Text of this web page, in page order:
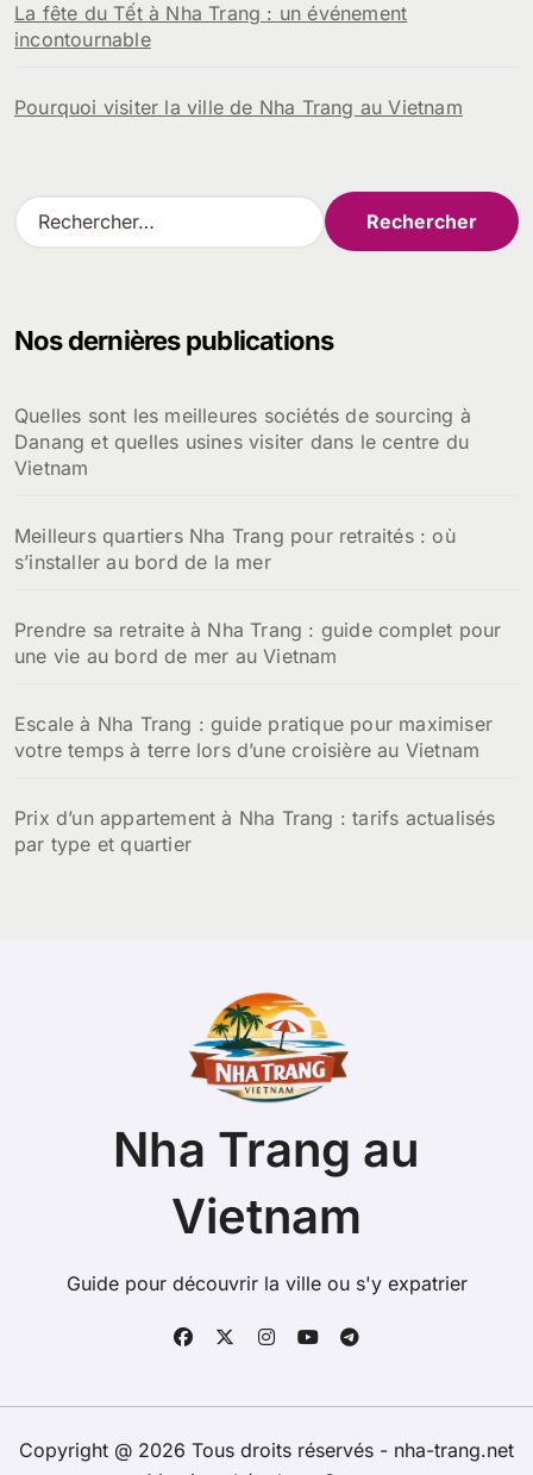
La fête du Tết à Nha Trang : un événement
incontournable
Pourquoi visiter la ville de Nha Trang au Vietnam
R
e
r
e
r
Nos dernières publications
Quelles sont les meilleures sociétés de sourcing à
Danang et quelles usines visiter dans le centre du
Vietnam
Meilleurs quartiers Nha Trang pour retraités : où
s’installer au bord de la mer
Prendre sa retraite à Nha Trang : guide complet pour
une vie au bord de mer au Vietnam
Escale à Nha Trang : guide pratique pour maximiser
votre temps à terre lors d’une croisière au Vietnam
Prix d’un appartement à Nha Trang : tarifs actualisés
par type et quartier
Nha Trang au
Vietnam
Guide pour découvrir la ville ou s'y expatrier
Copyright @ 2026 Tous droits réservés - nha-trang.net